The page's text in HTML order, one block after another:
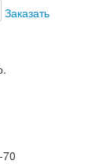
Заказать